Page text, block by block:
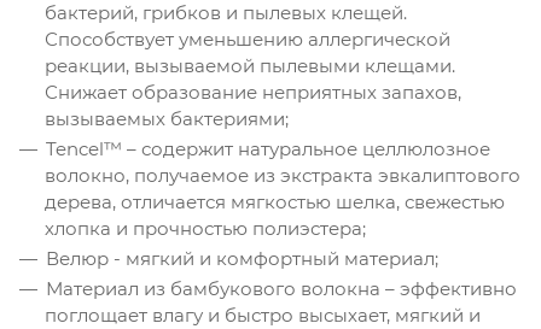
бактерий, грибков и пылевых клещей.
Способствует уменьшению аллергической
реакции, вызываемой пылевыми клещами.
Снижает образование неприятных запахов,
вызываемых бактериями;
Tencel™ – содержит натуральное целлюлозное
волокно, получаемое из экстракта эвкалиптового
дерева, отличается мягкостью шелка, свежестью
хлопка и прочностью полиэстера;
Велюр - мягкий и комфортный материал;
Материал из бамбукового волокна – эффективно
поглощает влагу и быстро высыхает, мягкий и